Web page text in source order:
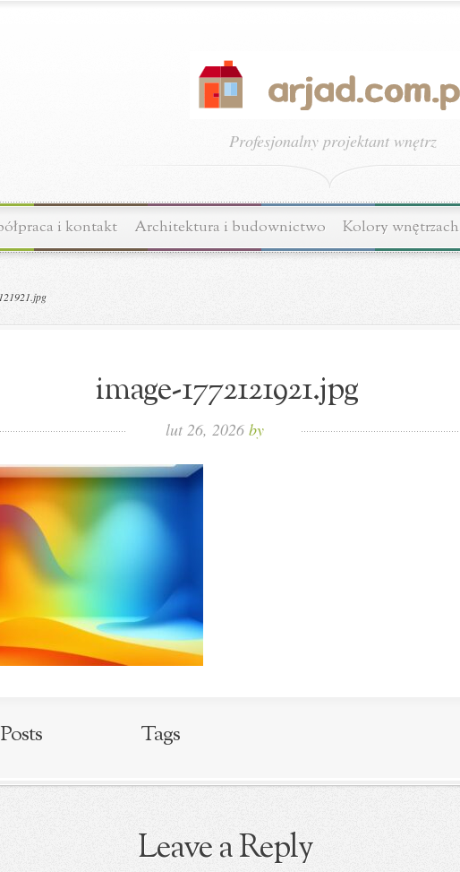
Profesjonalny projektant wnętrz
i kontakt Architektura i budownictwo Kolory wnętrzach
image-1772121921.jpg
lut 26, 2026 by
Tags
Leave a Reply